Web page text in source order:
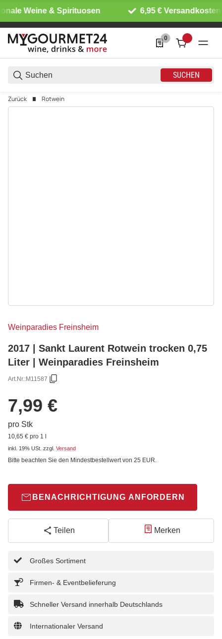
Weine & Spirituosen 6,95 € Versandkosten
SUCHEN
0
0 Produkte in der
Zurück Rotwein
Weinparadies Freinsheim
2017 | Sankt Laurent Rotwein trocken 0,75
Liter | Weinparadies Freinsheim
Art.Nr.:M11587
7,99 €
pro Stk
10,65 € pro 1 l
inkl. 19% USt. zzgl. Versand
Bitte beachten Sie den Mindestbestellwert von 25 EUR.
BENACHRICHTIGUNG ANFORDERN
Teilen Merken
Großes Sortiment
Firmen- & Eventbelieferung
Schneller Versand innerhalb Deutschlands
Internationaler Versand